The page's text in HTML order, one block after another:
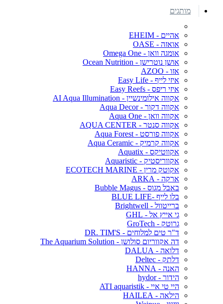
מותגים
אהיים - EHEIM
אואזה - OASE
אומגה וואן - Omega One
אושן נוטרישן - Ocean Nutrition
אזו - AZOO
איזי לייף - Easy Life
איזי ריפס - Easy Reefs
אקווה אילומינשיין - AI Aqua Illumination
אקווה דקור - Aqua Decor
אקווה וואן - Aqua One
אקווה סנטר - AQUA CENTER
אקווה פורסט - Aqua Forest
אקווה קרמיק - Aqua Ceramic
אקווטיקס - Aquatix
אקווריסטיק - Aquaristic
אקוטק מרין - ECOTECH MARINE
ארקה - ARKA
באבל מגוס - Bubble Magus
בלו לייף -BLUE LIFE
ברייטוול - Brightwell
גי אייץ אל - GHL
גרוטק - GroTech
ד"ר טים למלוחים - DR. TIM'S
דה אקווריום סולושן - The Aquarium Solution
דלואה - DALUA
דלתק - Deltec
האנה - HANNA
הידור - hydor
היי טי איי - ATI aquaristik
הילאה - HAILEA